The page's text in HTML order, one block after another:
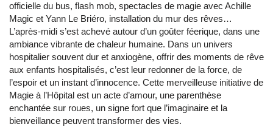
officielle du bus, flash mob, spectacles de magie avec Achille
Magic et Yann Le Briéro, installation du mur des rêves…
L’après-midi s’est achevé autour d’un goûter féerique, dans une
ambiance vibrante de chaleur humaine. Dans un univers
hospitalier souvent dur et anxiogène, offrir des moments de rêve
aux enfants hospitalisés, c’est leur redonner de la force, de
l’espoir et un instant d’innocence. Cette merveilleuse initiative de
Magie à l’Hôpital est un acte d’amour, une parenthèse
enchantée sur roues, un signe fort que l’imaginaire et la
bienveillance peuvent transformer des vies.